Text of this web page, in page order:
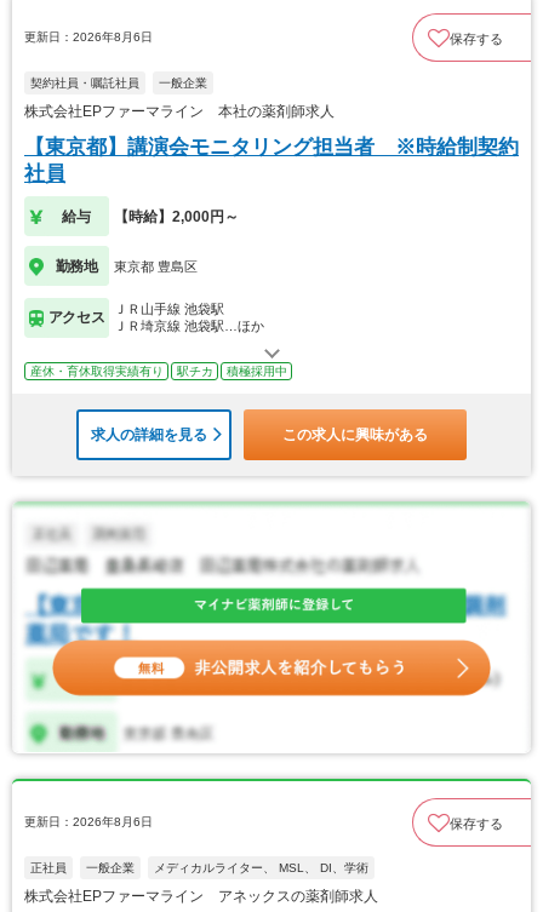
更新日：2026年8月6日 保存する
契約社員・嘱託社員 一般企業
株式会社EPファーマライン 本社の薬剤師求人
【東京都】講演会モニタリング担当者 ※時給制契約
社員
給与 【時給】2,000円～
勤務地 東京都 豊島区
アクセス
ＪＲ山手線 池袋駅
ＪＲ埼京線 池袋駅…ほか
産休・育休取得実績有り 駅チカ 積極採用中
求人の詳細を見る この求人に興味がある
更新日：2026年8月6日 保存する
正社員 一般企業 メディカルライター、 MSL、 DI、学術
株式会社EPファーマライン アネックスの薬剤師求人